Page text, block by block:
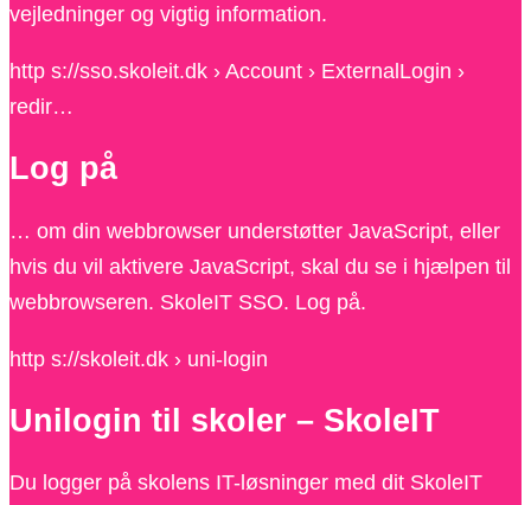
vejledninger og vigtig information.
http s://sso.skoleit.dk › Account › ExternalLogin ›
redir…
Log på
… om din webbrowser understøtter JavaScript, eller
hvis du vil aktivere JavaScript, skal du se i hjælpen til
webbrowseren. SkoleIT SSO. Log på.
http s://skoleit.dk › uni-login
Unilogin til skoler – SkoleIT
Du logger på skolens IT-løsninger med dit SkoleIT